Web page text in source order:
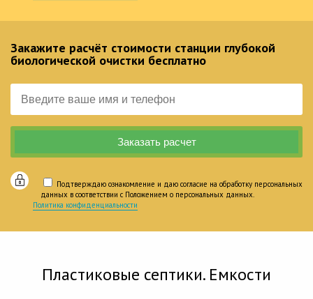
Закажите расчёт стоимости станции глубокой
биологической очистки бесплатно
Подтверждаю ознакомление и даю согласие на обработку персональных
данных в соответствии с Положением о персональных данных.
Политика конфиденциальности
Пластиковые септики. Емкости